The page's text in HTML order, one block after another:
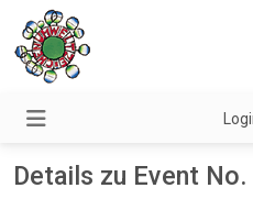
Details zu Event